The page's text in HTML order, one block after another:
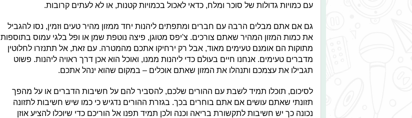
עם כמויות גדולות של סוכר ומלח, כדאי לאכול בכמויות קטנות, או לא לעתים קרובות.
גם אם אתם מבלים הרבה עם חברים ומתפתים ליהנות יחד ממזון מהיר טעים וזמין, נסו להגביל
את כמות המזון המהיר שאתם צורכים. צ'יפס מטוגן, פיצה נוטפת שמן או ופל בלגי עמוס בתוספות
מתוקות הם אומנם טעימים מאוד, אבל רק ירחיקו אתכם מהמטרה. עם זאת, אל תתנזרו לחלוטין
מדברים טעימים. אנחנו חיים בעולם כדי ליהנות ממנו, ואוכל הוא אכן דרך ראויה ליהנות. פשוט
תגבילו את עצמכם ותנהלו את המזון שאתם אוכלים – במקום שהוא ינהל אתכם.
לסיכום, תוכלו תמיד לשבת עם ההורים שלכם, להסביר להם על חשיבות הדברים או על מהפך
תזונתי שאתם עושים אם אתם בוחרים בכך. בגזרת ההורים נדגיש כי כמו שיש חשיבות לתזונה
נכונה כך יש חשיבות לתקשורת בריאה וכנה ולכן תמיד תפנו אל הוריכם כדי שיוכלו להציע אוזן